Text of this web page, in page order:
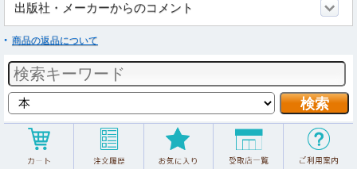
出版社・メーカーからのコメント
商品の返品について